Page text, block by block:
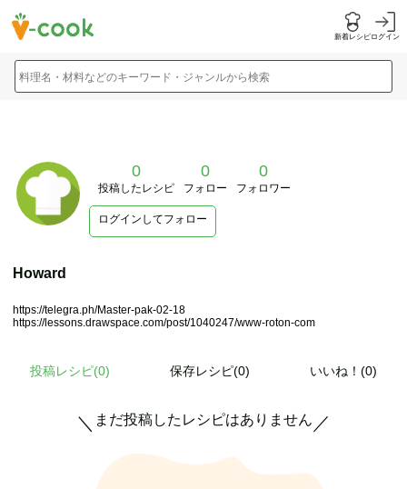
新着レシピログイン
料理名・材料などのキーワード・ジャンルから検索
0
投稿したレシピ
0
フォロー
0
フォロワー
ログインしてフォロー
Howard
https://telegra.ph/Master-pak-02-18
https://lessons.drawspace.com/post/1040247/www-roton-com
投稿レシピ(0) 保存レシピ(0) いいね！(0)
＼ まだ投稿したレシピはありません ／